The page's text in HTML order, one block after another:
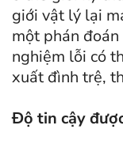
giới vật lý lại
một phán
nghiệm lỗi có
xuất đình trệ,
Độ tin cậy